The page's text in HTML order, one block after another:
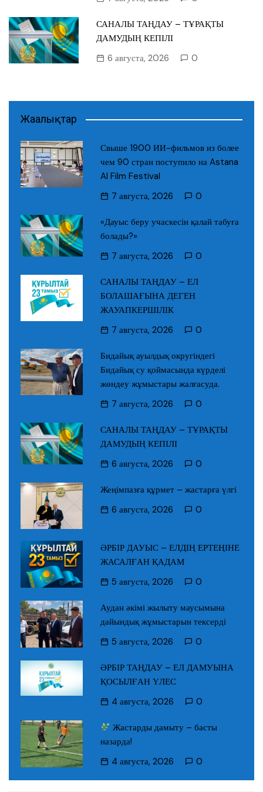
САНАЛЫ ТАҢДАУ – ТҰРАҚТЫ
ДАМУДЫҢ КЕПІЛІ
6 августа, 2026
0
Жаңалықтар
Свыше 1900 ИИ-фильмов из более
чем 90 стран поступило на Astana
AI Film Festival
7 августа, 2026
0
«Дауыс беру учаскесін қалай табуға
болады?»
7 августа, 2026
0
САНАЛЫ ТАҢДАУ – ЕЛ
БОЛАШАҒЫНА ДЕГЕН
ЖАУАПКЕРШІЛІК
7 августа, 2026
0
Бидайық ауылдық округіндегі
Бидайық су қоймасында күрделі
жөндеу жұмыстары жалғасуда.
7 августа, 2026
0
САНАЛЫ ТАҢДАУ – ТҰРАҚТЫ
ДАМУДЫҢ КЕПІЛІ
6 августа, 2026
0
Жеңімпазға құрмет – жастарға үлгі
6 августа, 2026
0
ӘРБІР ДАУЫС – ЕЛДІҢ ЕРТЕҢІНЕ
ЖАСАЛҒАН ҚАДАМ
5 августа, 2026
0
Аудан әкімі жылыту маусымына
дайындық жұмыстарын тексерді
5 августа, 2026
0
ӘРБІР ТАҢДАУ – ЕЛ ДАМУЫНА
ҚОСЫЛҒАН ҮЛЕС
4 августа, 2026
0
Жастарды дамыту – басты
назарда!
4 августа, 2026
0